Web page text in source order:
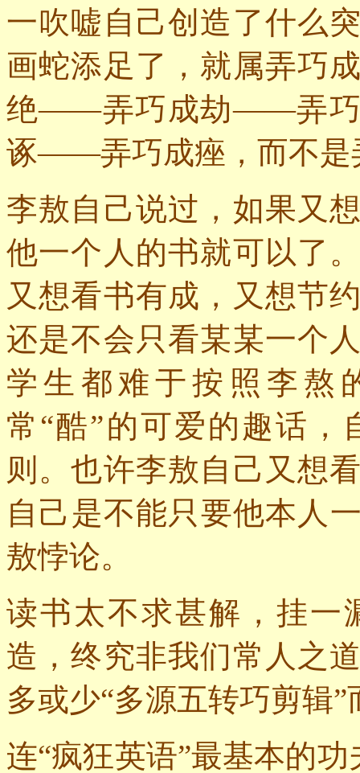
一吹嘘自己创造了什么
画蛇添足了，就属弄巧
绝——弄巧成劫——弄
诼——弄巧成痤，而不是
李敖自己说过，如果又
他一个人的书就可以了
又想看书有成，又想节
还是不会只看某某一个
学生都难于按照李熬
常“酷”的可爱的趣话
则。也许李敖自己又想
自己是不能只要他本人
敖悖论。
读书太不求甚解，挂一
造，终究非我们常人之
多或少“多源五转巧剪辑
连“疯狂英语”最基本的